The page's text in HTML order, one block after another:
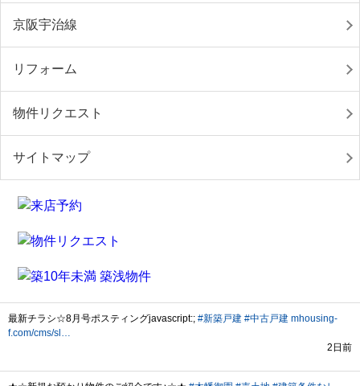
京阪宇治線
リフォーム
物件リクエスト
サイトマップ